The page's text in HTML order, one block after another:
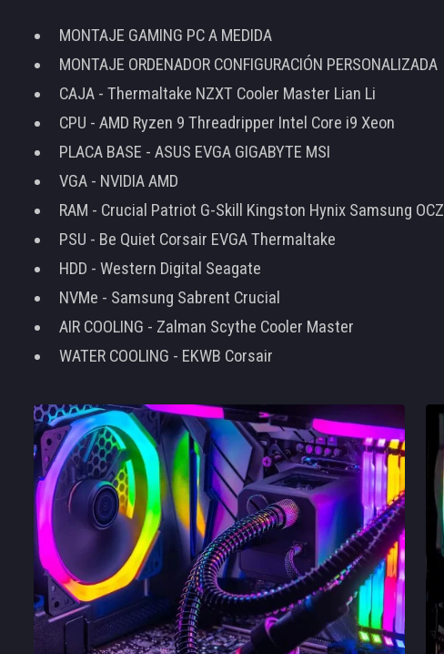
MONTAJE GAMING PC A MEDIDA
MONTAJE ORDENADOR CONFIGURACIÓN PERSONALIZADA
CAJA - Thermaltake NZXT Cooler Master Lian Li
CPU - AMD Ryzen 9 Threadripper Intel Core i9 Xeon
PLACA BASE - ASUS EVGA GIGABYTE MSI
VGA - NVIDIA AMD
RAM - Crucial Patriot G-Skill Kingston Hynix Samsung OCZ
PSU - Be Quiet Corsair EVGA Thermaltake
HDD - Western Digital Seagate
NVMe - Samsung Sabrent Crucial
AIR COOLING - Zalman Scythe Cooler Master
WATER COOLING - EKWB Corsair